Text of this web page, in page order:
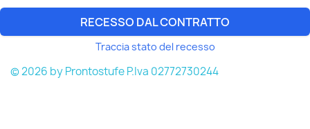
RECESSO DAL CONTRATTO
Traccia stato del recesso
© 2026 by Prontostufe P.Iva 02772730244